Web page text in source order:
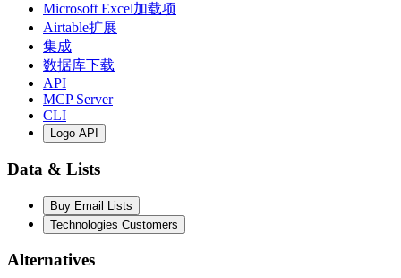
Microsoft Excel加载项
Airtable扩展
集成
数据库下载
API
MCP Server
CLI
Logo API
Data & Lists
Buy Email Lists
Technologies Customers
Alternatives